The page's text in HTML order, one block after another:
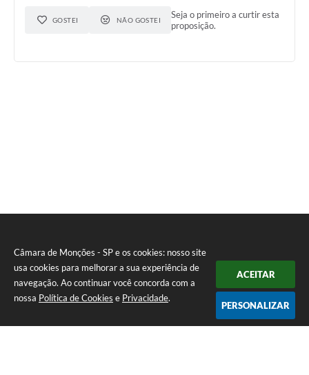
Câmara de Monções - SP e os cookies: nosso site
usa cookies para melhorar a sua experiência de
navegação. Ao continuar você concorda com a
nossa Política de Cookies e Privacidade.
ACEITAR
PERSONALIZAR
GOSTEI NÃO GOSTEI
Seja o primeiro a curtir esta
proposição.